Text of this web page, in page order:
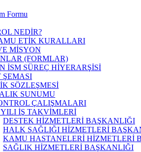
Formu
NEDİR?
ETİK KURALLARI
MİSYON
(FORMLAR)
İSM SÜREÇ HİYERARŞİSİ
ŞEMASI
SÖZLEŞMESİ
SUNUMU
ÇALIŞMALARI
YILI İŞ TAKVİMLERİ
DESTEK HİZMETLERİ BAŞKANLIĞI
HALK SAĞLIĞI HİZMETLERİ
KAMU HASTANELERİ HİZMETLERİ
SAĞLIK HİZMETLERİ BAŞKANLIĞI